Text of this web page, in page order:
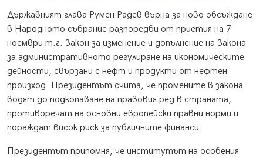
Държавният глава Румен Радев върна за ново обсъждане
в Народното събрание разпоредби от приетия на 7
ноември т.г. Закон за изменение и допълнение на Закона
за административното регулиране на икономическите
дейности, свързани с нефт и продукти от нефтен
произход. Президентът счита, че промените в закона
водят до подкопаване на правовия ред в страната,
противоречат на основни европейски правни норми и
пораждат висок риск за публичните финанси.
Президентът припомня, че институтът на особения